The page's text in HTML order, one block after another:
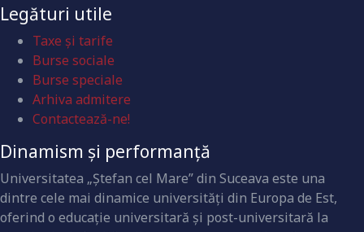
Legături utile
Taxe și tarife
Burse sociale
Burse speciale
Arhiva admitere
Contactează-ne!
Dinamism și performanță
Universitatea „Ştefan cel Mare” din Suceava este una
dintre cele mai dinamice universităţi din Europa de Est,
oferind o educaţie universitară şi post-universitară la